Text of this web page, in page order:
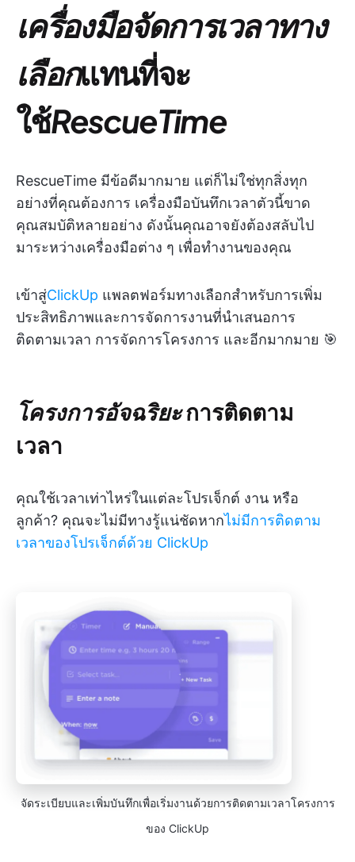
เครื่องมือจัดการเวลาทาง
เลือกแทนที่จะ
ใช้RescueTime
RescueTime มีข้อดีมากมาย แต่ก็ไม่ใช่ทุกสิ่งทุก
อย่างที่คุณต้องการ เครื่องมือบันทึกเวลาตัวนี้ขาด
คุณสมบัติหลายอย่าง ดังนั้นคุณอาจยังต้องสลับไป
มาระหว่างเครื่องมือต่าง ๆ เพื่อทำงานของคุณ
เข้าสู่ClickUp แพลตฟอร์มทางเลือกสำหรับการเพิ่ม
ประสิทธิภาพและการจัดการงานที่นำเสนอการ
ติดตามเวลา การจัดการโครงการ และอีกมากมาย 🎯
โครงการอัจฉริยะการติดตาม
เวลา
คุณใช้เวลาเท่าไหร่ในแต่ละโปรเจ็กต์ งาน หรือ
ลูกค้า? คุณจะไม่มีทางรู้แน่ชัดหากไม่มีการติดตาม
เวลาของโปรเจ็กต์ด้วย ClickUp
จัดระเบียบและเพิ่มบันทึกเพื่อเริ่มงานด้วยการติดตามเวลาโครงการ
ของ ClickUp